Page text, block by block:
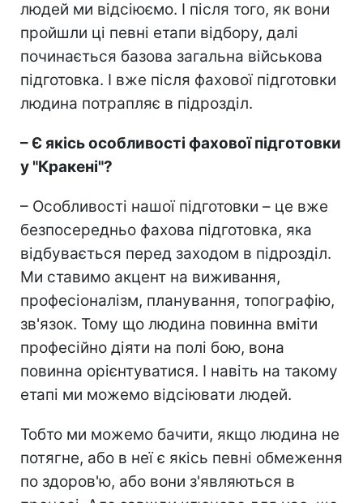
людей ми відсіюємо. І після того, як вони
пройшли ці певні етапи відбору, далі
починається базова загальна військова
підготовка. І вже після фахової підготовки
людина потрапляє в підрозділ.
– Є якісь особливості фахової підготовки
у "Кракені"?
– Особливості нашої підготовки – це вже
безпосередньо фахова підготовка, яка
відбувається перед заходом в підрозділ.
Ми ставимо акцент на виживання,
професіоналізм, планування, топографію,
зв'язок. Тому що людина повинна вміти
професійно діяти на полі бою, вона
повинна орієнтуватися. І навіть на такому
етапі ми можемо відсіювати людей.
Тобто ми можемо бачити, якщо людина не
потягне, або в неї є якісь певні обмеження
по здоров'ю, або вони з'являються в